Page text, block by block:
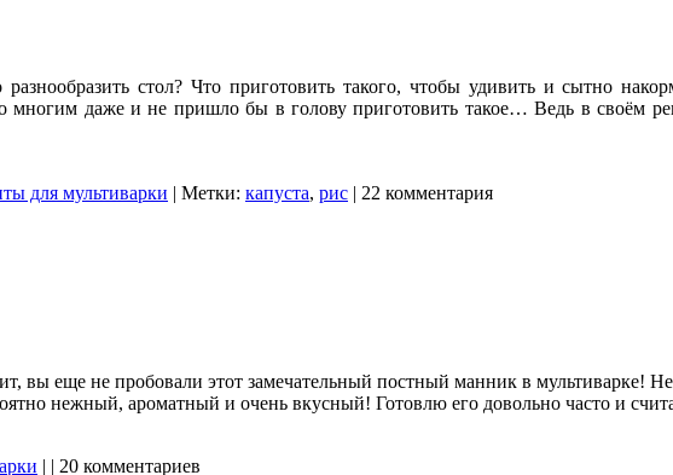
стол? Что приготовить такого, чтобы удивить и сытно
многим даже и не пришло бы в голову приготовить такое… Ведь в своём
для мультиварки | Метки: капуста, рис | 22 комментария
вы еще не пробовали этот замечательный постный манник в мультиварке!
нежный, ароматный и очень вкусный! Готовлю его довольно часто и
| | 20 комментариев